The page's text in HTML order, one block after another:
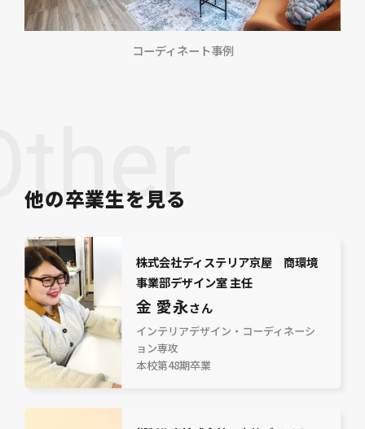
コーディネート事例
他の卒業生を見る
株式会社ディステリア京屋 商環境
事業部デザイン室 主任
金 愛永さん
インテリアデザイン・コーディネーシ
ョン専攻
本校第48期卒業